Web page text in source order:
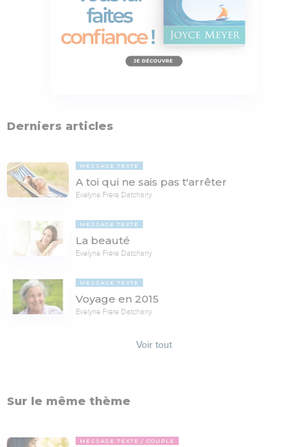
Derniers articles
MESSAGE TEXTE
A toi qui ne sais pas t'arrêter
Evelyne Frère Datcharry
MESSAGE TEXTE
La beauté
Evelyne Frère Datcharry
MESSAGE TEXTE
Voyage en 2015
Evelyne Frère Datcharry
Voir tout
Sur le même thème
MESSAGE TEXTE COUPLE